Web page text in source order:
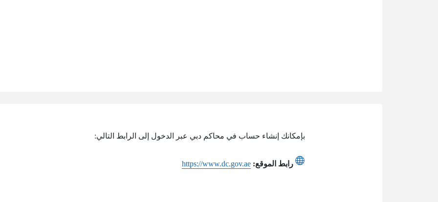
بإمكانك إنشاء حساب في محاكم دبي عبر الدخول إلى الرابط التالي:
رابط الموقع: https://www.dc.gov.ae